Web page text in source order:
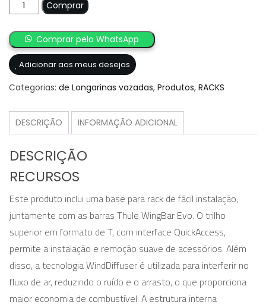
Travessa
Thule
7104
Evo
WingBar
Prata
quantidade
Comprar
Comprar pelo WhatsApp
Adicionar aos meus desejos
Categorias: de Longarinas vazadas, Produtos, RACKS
DESCRIÇÃO INFORMAÇÃO ADICIONAL
DESCRIÇÃO
RECURSOS
Este produto inclui uma base para rack de fácil instalação,
juntamente com as barras Thule WingBar Evo. O trilho
superior em formato de T, com interface QuickAccess,
permite a instalação e remoção suave de acessórios. Além
disso, a tecnologia WindDiffuser é utilizada para interferir no
fluxo de ar, reduzindo o ruído e o arrasto, o que proporciona
maior economia de combustível. A estrutura interna